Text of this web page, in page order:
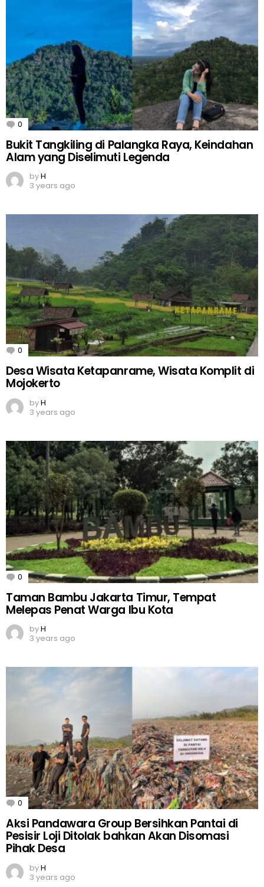
0 Comments
Bukit Tangkiling di Palangka Raya, Keindahan
Alam yang Diselimuti Legenda
byH
3 years ago
0 Comments
Desa Wisata Ketapanrame, Wisata Komplit di
Mojokerto
byH
3 years ago
0 Comments
Taman Bambu Jakarta Timur, Tempat
Melepas Penat Warga Ibu Kota
byH
3 years ago
0 Comments
Aksi Pandawara Group Bersihkan Pantai di
Pesisir Loji Ditolak bahkan Akan Disomasi
Pihak Desa
byH
3 years ago